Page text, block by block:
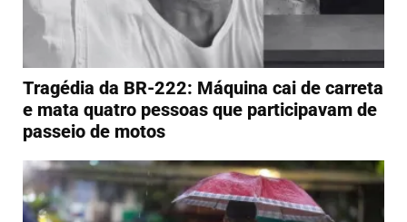
Tragédia da BR-222: Máquina cai de carreta
e mata quatro pessoas que participavam de
passeio de motos